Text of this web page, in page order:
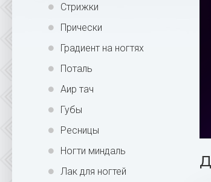
Стрижки
Прически
Градиент на ногтях
Поталь
Аир тач
Губы
Ресницы
Ногти миндаль
Лак для ногтей